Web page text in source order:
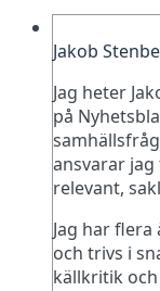
Jakob
Jag heter
på
ansvarar
relevant,
Jag har
och trivs i
källkritik